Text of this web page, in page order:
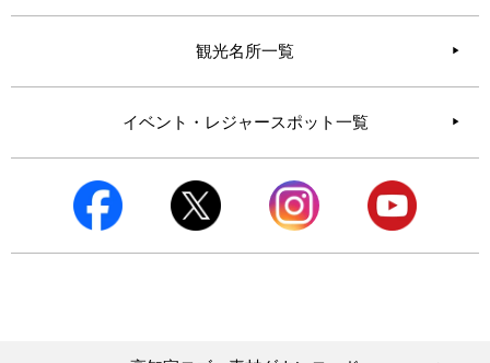
観光名所一覧
イベント・レジャースポット一覧